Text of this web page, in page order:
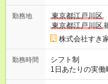
30日（※条件変
ただきます。 研
勤務地
東京都江戸川区
東京都江戸川区
株式会社すき
勤務時間
シフト制
1日あたりの実
2h～OK ＜シフ